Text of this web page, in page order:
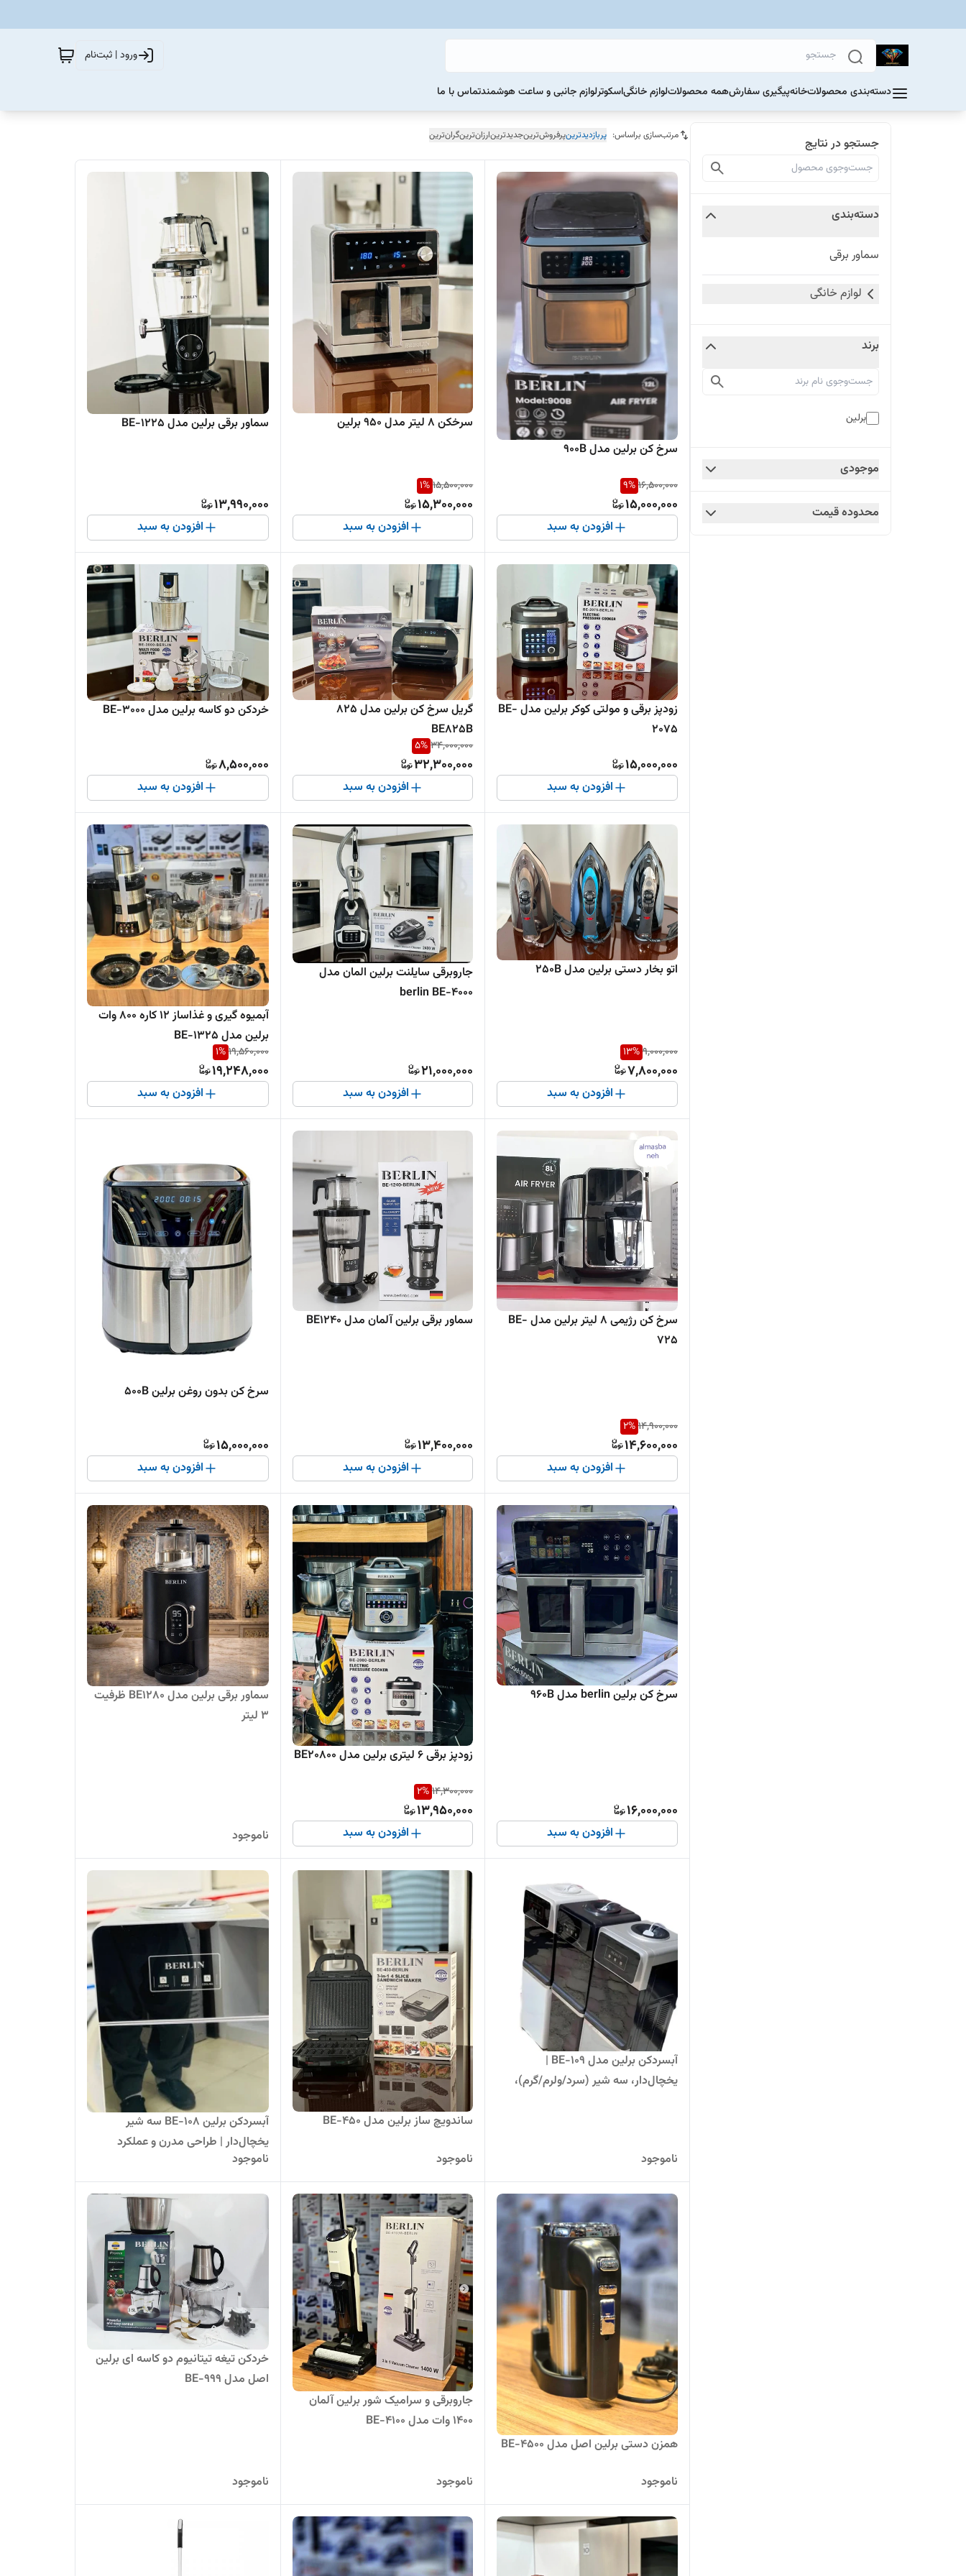
ورود | ثبت‌نام
دسته‌بندی محصولاتخانهپیگیری سفارشهمه محصولاتلوازم خانگیاسکوترلوازم جانبی و ساعت هوشمندتماس با ما
جستجو در نتایج
دسته‌بندی
سماور برقی
لوازم خانگی
برند
برلین
موجودی
محدوده قیمت
مرتب‌سازی براساس: پربازدیدترینپرفروش‌ترینجدیدترینارزان‌ترینگران‌ترین
سرخ کن برلین مدل 900B
16,500,000
9%
15,000,000
افزودن به سبد
سرخکن 8 لیتر مدل 950 برلین
15,500,000
1%
15,300,000
افزودن به سبد
سماور برقی برلین مدل BE-1225
13,990,000
افزودن به سبد
زودپز برقی و مولتی کوکر برلین مدل BE-
2075
15,000,000
افزودن به سبد
گریل سرخ کن برلین مدل ۸۲۵
BE825B
34,000,000
5%
32,300,000
افزودن به سبد
خردکن دو کاسه برلین مدل BE-3000
8,500,000
افزودن به سبد
اتو بخار دستی برلین مدل 250B
9,000,000
13%
7,800,000
افزودن به سبد
جاروبرقی سایلنت برلین المان مدل
berlin BE-4000
21,000,000
افزودن به سبد
آبمیوه گیری و غذاساز 12 کاره 800 وات
برلین مدل BE-1325
19,560,000
1%
19,248,000
افزودن به سبد
سرخ کن رژیمی 8 لیتر برلین مدل BE-
725
14,900,000
2%
14,600,000
افزودن به سبد
سماور برقی برلین آلمان مدل BE1240
13,400,000
افزودن به سبد
سرخ کن بدون روغن برلین 500B
15,000,000
افزودن به سبد
سرخ کن برلین berlin مدل 960B
16,000,000
افزودن به سبد
زودپز برقی 6 لیتری برلین مدل BE20800
14,300,000
2%
13,950,000
افزودن به سبد
سماور برقی برلین مدل BE1280 ظرفیت
۳ لیتر
ناموجود
آبسردکن برلین مدل BE-109 |
یخچال‌دار، سه شیر (سرد/ولرم/گرم)،
ناموجود
ساندویچ ساز برلین مدل BE-450
ناموجود
آبسردکن برلین BE-108 سه شیر
یخچال‌دار | طراحی مدرن و عملکرد
قدرتمن
ناموجود
همزن دستی برلین اصل مدل BE-4500
ناموجود
جاروبرقی و سرامیک شور برلین آلمان
1400 وات مدل BE-4100
ناموجود
خردکن تیغه تیتانیوم دو کاسه ای برلین
اصل مدل BE-999
ناموجود